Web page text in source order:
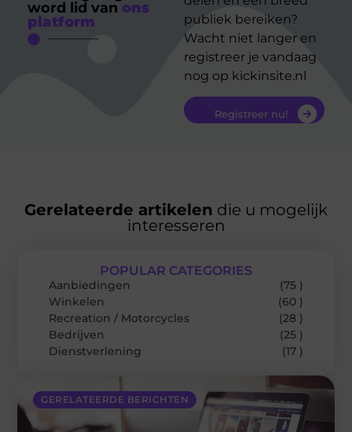
word lid van ons
platform
publiek bereiken?
Wacht niet langer en
registreer je vandaag
nog op kickinsite.nl
Registreer nu!
Gerelateerde artikelen die u mogelijk
interesseren
GERELATEERDE BERICHTEN
POPULAR CATEGORIES
Aanbiedingen
(75 )
Winkelen
(60 )
Recreation / Motorcycles
(28 )
Bedrijven
(25 )
Dienstverlening
(17 )